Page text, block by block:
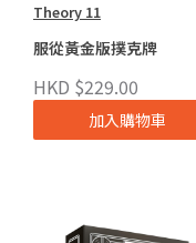
Theory 11
服從黃金版撲克牌
HKD $229.00
加入購物車